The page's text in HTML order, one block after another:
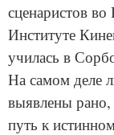
сценаристов
Институте
училась в
На самом деле
выявлены
путь к